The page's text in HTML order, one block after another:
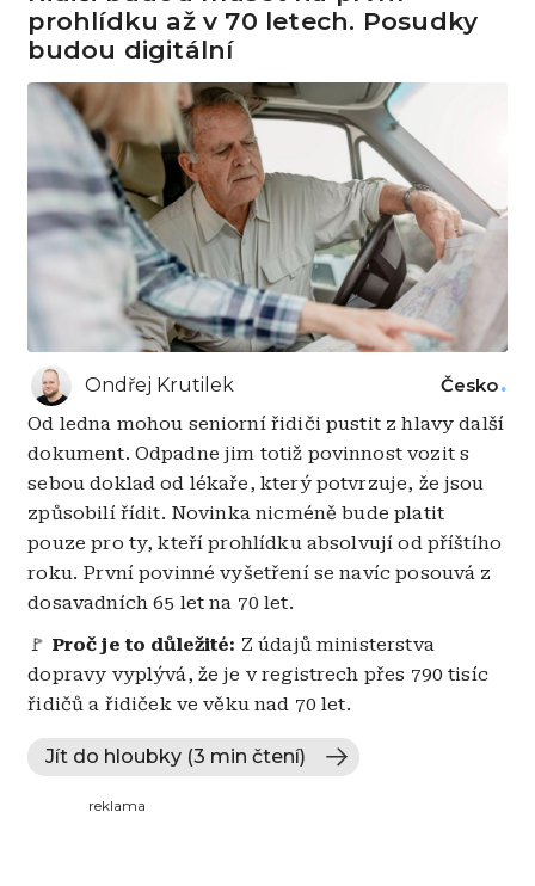
prohlídku až v 70 letech. Posudky
budou digitální
Ondřej Krutilek Česko
Od ledna mohou seniorní řidiči pustit z hlavy další
dokument. Odpadne jim totiž povinnost vozit s
sebou doklad od lékaře, který potvrzuje, že jsou
způsobilí řídit. Novinka nicméně bude platit
pouze pro ty, kteří prohlídku absolvují od příštího
roku. První povinné vyšetření se navíc posouvá z
dosavadních 65 let na 70 let.
🚩 Proč je to důležité: Z údajů ministerstva
dopravy vyplývá, že je v registrech přes 790 tisíc
řidičů a řidiček ve věku nad 70 let.
Jít do hloubky (3 min čtení)
reklama